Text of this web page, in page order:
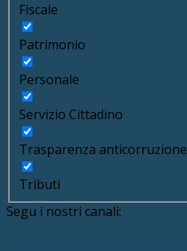
Fiscale
Patrimonio
Personale
Servizio Cittadino
Trasparenza anticorruzione
Tributi
Segu i nostri canali: